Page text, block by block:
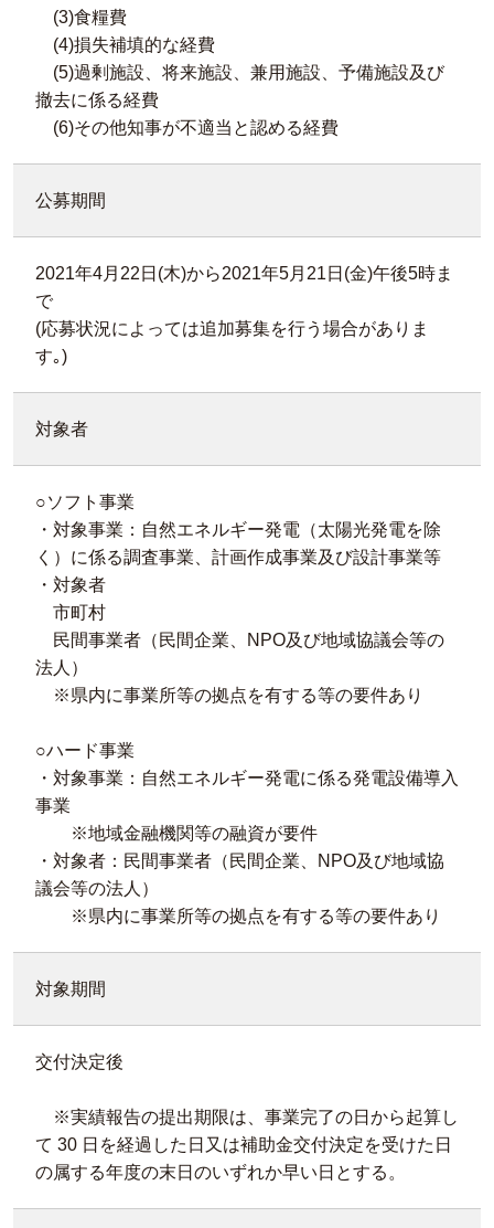
(3)食糧費
(4)損失補填的な経費
(5)過剰施設、将来施設、兼用施設、予備施設及び
撤去に係る経費
(6)その他知事が不適当と認める経費
公募期間
2021年4月22日(木)から2021年5月21日(金)午後5時ま
で
(応募状況によっては追加募集を行う場合がありま
す｡)
対象者
○ソフト事業
・対象事業：自然エネルギー発電（太陽光発電を除
く）に係る調査事業、計画作成事業及び設計事業等
・対象者
市町村
民間事業者（民間企業、NPO及び地域協議会等の
法人）
※県内に事業所等の拠点を有する等の要件あり
○ハード事業
・対象事業：自然エネルギー発電に係る発電設備導入
事業
※地域金融機関等の融資が要件
・対象者：民間事業者（民間企業、NPO及び地域協
議会等の法人）
※県内に事業所等の拠点を有する等の要件あり
対象期間
交付決定後
※実績報告の提出期限は、事業完了の日から起算し
て 30 日を経過した日又は補助金交付決定を受けた日
の属する年度の末日のいずれか早い日とする。